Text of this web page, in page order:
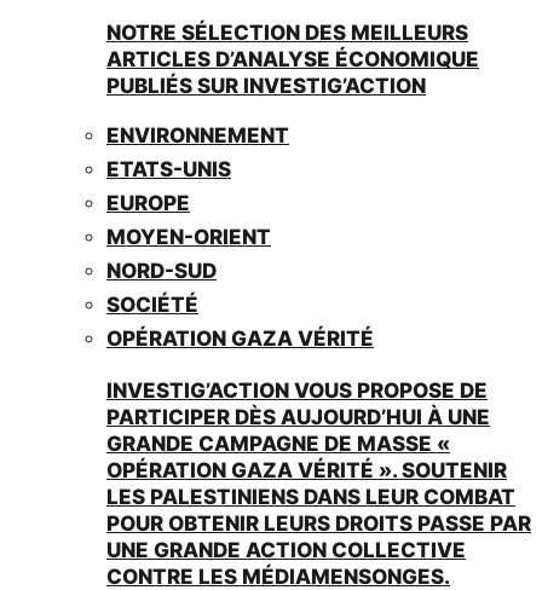
NOTRE SÉLECTION DES MEILLEURS
ARTICLES D’ANALYSE ÉCONOMIQUE
PUBLIÉS SUR INVESTIG’ACTION
ENVIRONNEMENT
ETATS-UNIS
EUROPE
MOYEN-ORIENT
NORD-SUD
SOCIÉTÉ
OPÉRATION GAZA VÉRITÉ
INVESTIG’ACTION VOUS PROPOSE DE
PARTICIPER DÈS AUJOURD’HUI À UNE
GRANDE CAMPAGNE DE MASSE «
OPÉRATION GAZA VÉRITÉ ». SOUTENIR
LES PALESTINIENS DANS LEUR COMBAT
POUR OBTENIR LEURS DROITS PASSE PAR
UNE GRANDE ACTION COLLECTIVE
CONTRE LES MÉDIAMENSONGES.